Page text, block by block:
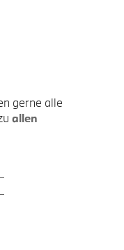
gerne alle
allen